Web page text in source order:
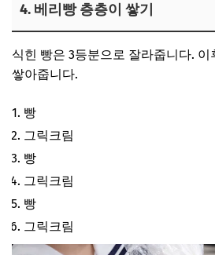
4. 베리빵 층층이 쌓기
식힌 빵은 3등분으로 잘라줍니다. 이
쌓아줍니다.
빵
그릭크림
빵
그릭크림
빵
그릭크림